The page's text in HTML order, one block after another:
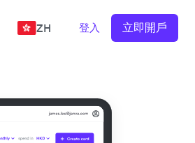
ZH 登入 立即開戶